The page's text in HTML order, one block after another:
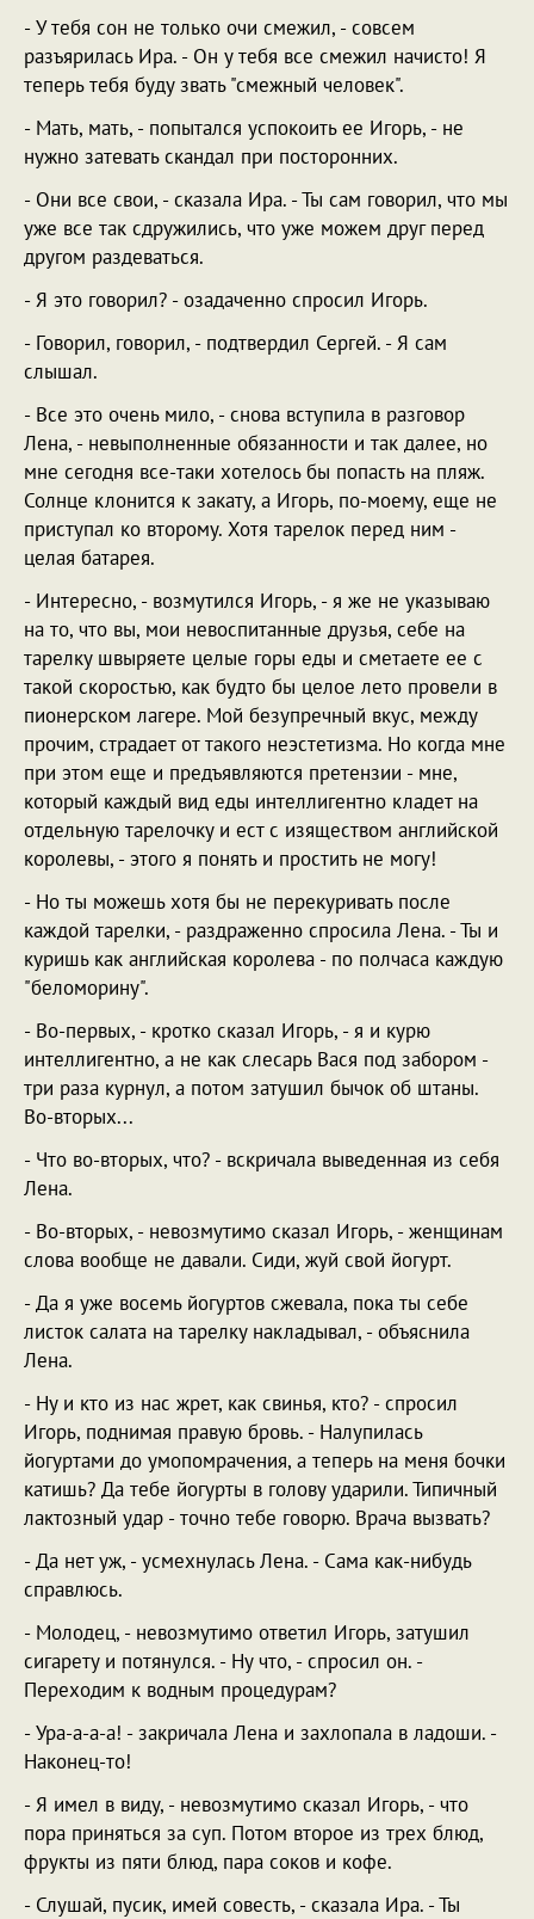
- У тебя сон не только очи смежил, - совсем
разъярилась Ира. - Он у тебя все смежил начисто! Я
теперь тебя буду звать "смежный человек".
- Мать, мать, - попытался успокоить ее Игорь, - не
нужно затевать скандал при посторонних.
- Они все свои, - сказала Ира. - Ты сам говорил, что мы
уже все так сдружились, что уже можем друг перед
другом раздеваться.
- Я это говорил? - озадаченно спросил Игорь.
- Говорил, говорил, - подтвердил Сергей. - Я сам
слышал.
- Все это очень мило, - снова вступила в разговор
Лена, - невыполненные обязанности и так далее, но
мне сегодня все-таки хотелось бы попасть на пляж.
Солнце клонится к закату, а Игорь, по-моему, еще не
приступал ко второму. Хотя тарелок перед ним -
целая батарея.
- Интересно, - возмутился Игорь, - я же не указываю
на то, что вы, мои невоспитанные друзья, себе на
тарелку швыряете целые горы еды и сметаете ее с
такой скоростью, как будто бы целое лето провели в
пионерском лагере. Мой безупречный вкус, между
прочим, страдает от такого неэстетизма. Но когда мне
при этом еще и предъявляются претензии - мне,
который каждый вид еды интеллигентно кладет на
отдельную тарелочку и ест с изяществом английской
королевы, - этого я понять и простить не могу!
- Но ты можешь хотя бы не перекуривать после
каждой тарелки, - раздраженно спросила Лена. - Ты и
куришь как английская королева - по полчаса каждую
"беломорину".
- Во-первых, - кротко сказал Игорь, - я и курю
интеллигентно, а не как слесарь Вася под забором -
три раза курнул, а потом затушил бычок об штаны.
Во-вторых...
- Что во-вторых, что? - вскричала выведенная из себя
Лена.
- Во-вторых, - невозмутимо сказал Игорь, - женщинам
слова вообще не давали. Сиди, жуй свой йогурт.
- Да я уже восемь йогуртов сжевала, пока ты себе
листок салата на тарелку накладывал, - объяснила
Лена.
- Ну и кто из нас жрет, как свинья, кто? - спросил
Игорь, поднимая правую бровь. - Налупилась
йогуртами до умопомрачения, а теперь на меня бочки
катишь? Да тебе йогурты в голову ударили. Типичный
лактозный удар - точно тебе говорю. Врача вызвать?
- Да нет уж, - усмехнулась Лена. - Сама как-нибудь
справлюсь.
- Молодец, - невозмутимо ответил Игорь, затушил
сигарету и потянулся. - Ну что, - спросил он. -
Переходим к водным процедурам?
- Ура-а-а-а! - закричала Лена и захлопала в ладоши. -
Наконец-то!
- Я имел в виду, - невозмутимо сказал Игорь, - что
пора приняться за суп. Потом второе из трех блюд,
фрукты из пяти блюд, пара соков и кофе.
- Слушай, пусик, имей совесть, - сказала Ира. - Ты